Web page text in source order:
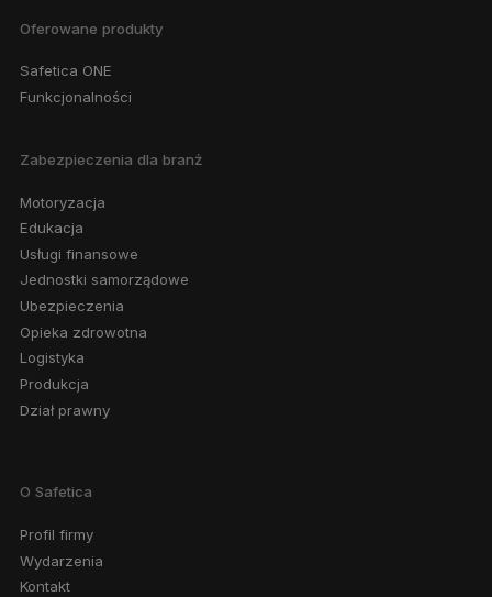
Oferowane produkty
Safetica ONE
Funkcjonalności
Zabezpieczenia dla branż
Motoryzacja
Edukacja
Usługi finansowe
Jednostki samorządowe
Ubezpieczenia
Opieka zdrowotna
Logistyka
Produkcja
Dział prawny
O Safetica
Profil firmy
Wydarzenia
Kontakt